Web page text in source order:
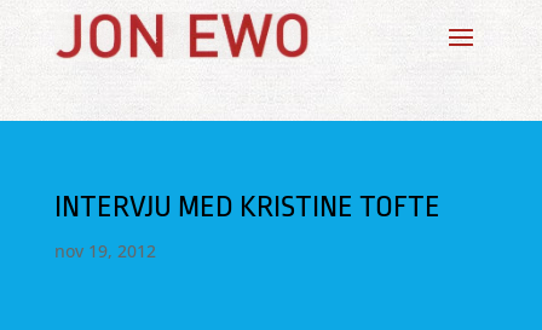
INTERVJU MED KRISTINE TOFTE
nov 19, 2012